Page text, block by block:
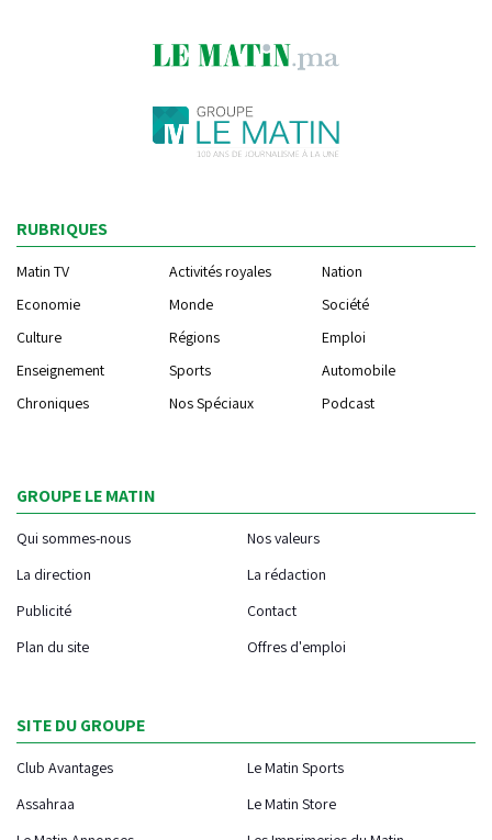
RUBRIQUES
Matin TV Activités royales
Nation
Economie
Monde
Société
Culture
Régions
Emploi
Enseignement
Sports
Automobile
Chroniques
Nos Spéciaux Podcast
GROUPE LE MATIN
Qui sommes-nous
Nos valeurs
La direction
La rédaction
Publicité
Contact
Plan du site
Offres d'emploi
SITE DU GROUPE
Club Avantages
Le Matin Sports
Assahraa
Le Matin Store